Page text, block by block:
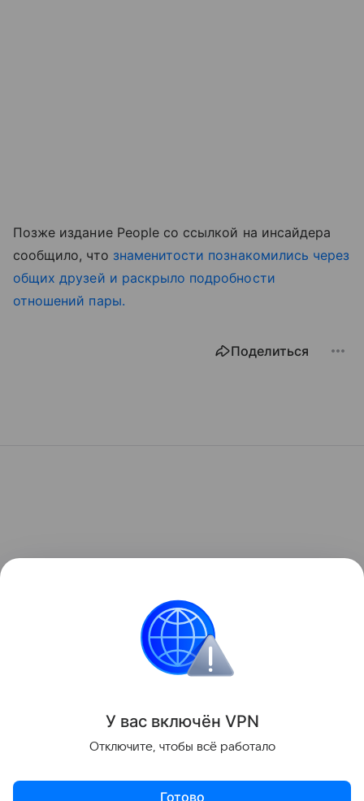
Позже издание People со ссылкой на инсайдера
сообщило, что знаменитости познакомились через
общих друзей и раскрыло подробности
отношений пары.
Поделиться
У вас включён VPN
Отключите, чтобы всё работало
Готово